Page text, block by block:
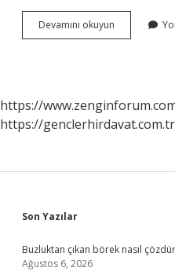
Devamını okuyun American
Life
https://
https://genclerhirdavat.com.tr
Sidebar
Son Yazılar
Buzluktan çıkan börek nasıl
Ağustos 6, 2026